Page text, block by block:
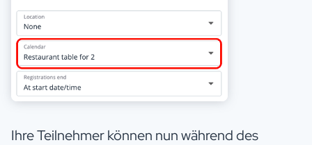
Ihre Teilnehmer können nun während des